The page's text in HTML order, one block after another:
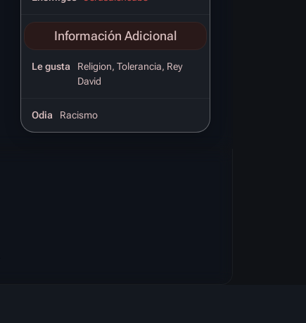
Información Adicional
Le gusta
Religion, Tolerancia, Rey
David
Odia Racismo